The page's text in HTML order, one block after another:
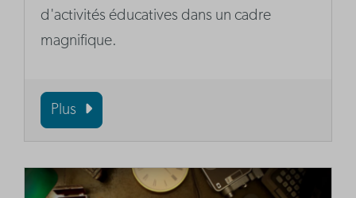
d'activités éducatives dans un cadre
magnifique.
Plus